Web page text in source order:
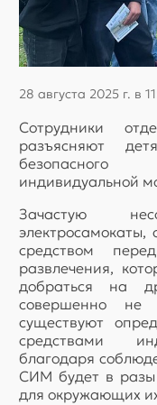
28 августа 2025 г. в
Сотрудники
разъясняют
безопасного
индивидуальной
Зачастую
средством
развлечения,
добраться на
совершенно не
существуют
средствами
благодаря
СИМ будет в разы
для окружающих